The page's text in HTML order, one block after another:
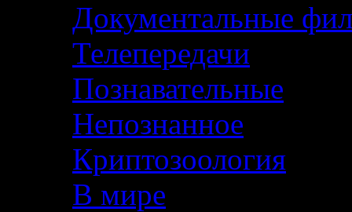
Документальные
Телепередачи
Познавательные
Непознанное
Криптозоология
В мире